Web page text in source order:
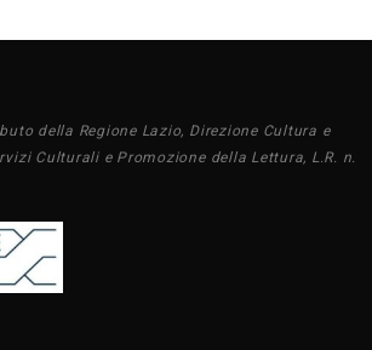
della Regione Lazio, Direzione Cultura e
Culturali e Promozione della Lettura, L.R. n.